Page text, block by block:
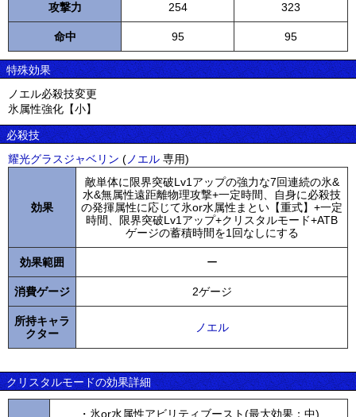
攻撃力 254 323
命中 95 95
特殊効果
ノエル必殺技変更
氷属性強化【小】
必殺技
耀光グラスジャベリン ( ノエル 専用)
効果
敵単体に限界突破Lv1アップの強力な7回連続の氷&
水&無属性遠距離物理攻撃+一定時間、自身に必殺技
の発揮属性に応じて氷or水属性まとい【重式】+一定
時間、限界突破Lv1アップ+クリスタルモード+ATB
ゲージの蓄積時間を1回なしにする
効果範囲 ー
消費ゲージ 2ゲージ
所持キャラ
クター
ノエル
クリスタルモードの効果詳細
・氷or水属性アビリティブースト(最大効果：中)